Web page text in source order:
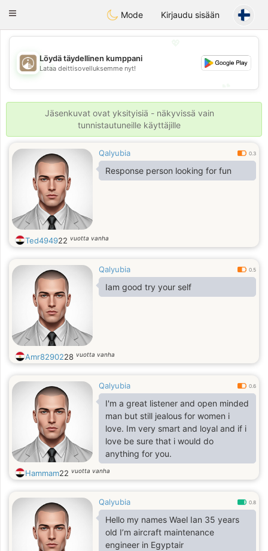
Bahebik
Toggle
Mode Kirjaudu sisään
💖
💕
Löydä täydellinen kumppani
Lataa deittisovelluksemme nyt!
Jäsenkuvat ovat yksityisiä - näkyvissä vain
tunnistautuneille käyttäjille
Qalyubia 0.3
Response person looking for fun
Ted494922 vuotta vanha
Qalyubia 0.5
Iam good try your self
Amr8290228 vuotta vanha
Qalyubia 0.6
I'm a great listener and open minded
man but still jealous for women i
love. Im very smart and loyal and if i
love be sure that i would do
anything for you.
Hammam22 vuotta vanha
Qalyubia 0.8
Hello my names Wael Ian 35 years
old I’m aircraft maintenance
engineer in Egyptair